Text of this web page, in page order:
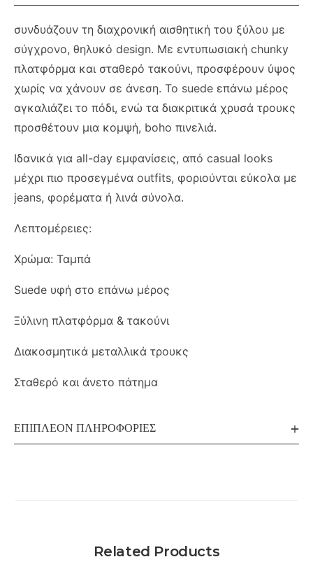
συνδυάζουν τη διαχρονική αισθητική του ξύλου με
σύγχρονο, θηλυκό design. Με εντυπωσιακή chunky
πλατφόρμα και σταθερό τακούνι, προσφέρουν ύψος
χωρίς να χάνουν σε άνεση. Το suede επάνω μέρος
αγκαλιάζει το πόδι, ενώ τα διακριτικά χρυσά τρουκς
προσθέτουν μια κομψή, boho πινελιά.
Ιδανικά για all-day εμφανίσεις, από casual looks
μέχρι πιο προσεγμένα outfits, φοριούνται εύκολα με
jeans, φορέματα ή λινά σύνολα.
Λεπτομέρειες:
Χρώμα: Ταμπά
Suede υφή στο επάνω μέρος
Ξύλινη πλατφόρμα & τακούνι
Διακοσμητικά μεταλλικά τρουκς
Σταθερό και άνετο πάτημα
ΕΠΙΠΛΈΟΝ ΠΛΗΡΟΦΟΡΊΕΣ
Related Products